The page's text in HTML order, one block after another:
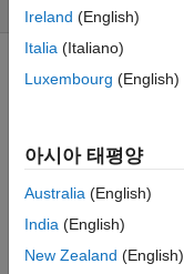
Hello,
I have
calcul
Ireland (English)
Italia (Italiano)
Luxembourg (English)
아시아 태평양
Australia (English)
India (English)
New Zealand (English)